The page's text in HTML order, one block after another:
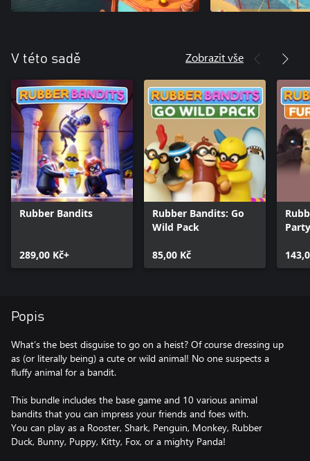
V této sadě Zobrazit vše
Rubber Bandits
289,00 Kč+
Rubber Bandits: Go
Wild Pack
85,00 Kč
Popis
What’s the best disguise to go on a heist? Of course dressing up
as (or literally being) a cute or wild animal! No one suspects a
fluffy animal for a bandit.
This bundle includes the base game and 10 various animal
bandits that you can impress your friends and foes with.
You can play as a Rooster, Shark, Penguin, Monkey, Rubber
Duck, Bunny, Puppy, Kitty, Fox, or a mighty Panda!